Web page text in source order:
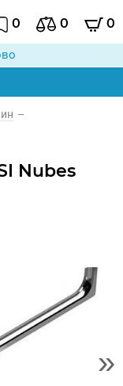
0 0 0
–
Nubes
»